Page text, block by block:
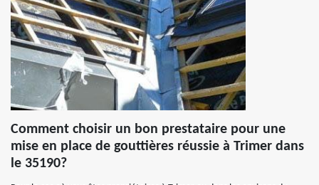
Comment choisir un bon prestataire pour une
mise en place de gouttières réussie à Trimer dans
le 35190?